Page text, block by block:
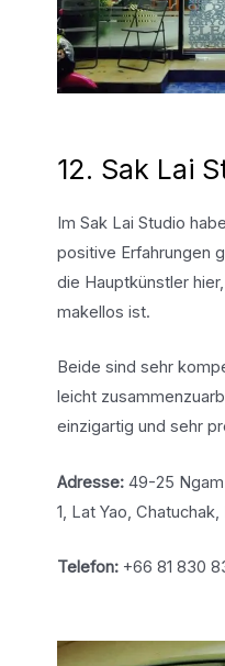
12. Sak Lai
Im Sak Lai Studio
positive Erfahrungen
die Hauptkünstler
makellos ist.
Beide sind sehr
leicht
einzigartig und sehr
Adresse:49-25 Ngam
1, Lat Yao,
Telefon:+66 81 830